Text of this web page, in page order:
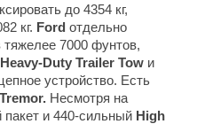
до 4354 кг,
кг. Ford отдельно
тяжелее 7000 фунтов,
Heavy-Duty Trailer Tow и
устройство. Есть
Tremor. Несмотря на
и 440-сильный High